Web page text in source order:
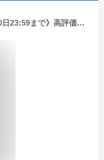
《クーポン利用で5841円 & P5倍 20日0:00〜20日23:59まで》高評価★【風速20mの強風にも耐える耐風性能】Waterfront 公式 富山サンダー 20本骨 軽量 超耐風 超撥水 ジャンプ傘 65cm おしゃれ ギフト